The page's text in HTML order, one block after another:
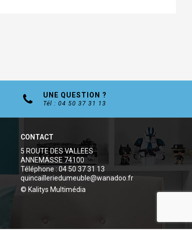
UNE QUESTION ?
Tél : 04 50 37 31 13
CONTACT
5 ROUTE DES VALLEES
ANNEMASSE 74100
Téléphone : 04 50 37 31 13
quincailleriedumeuble@wanadoo.fr
© Kalitys Multimédia